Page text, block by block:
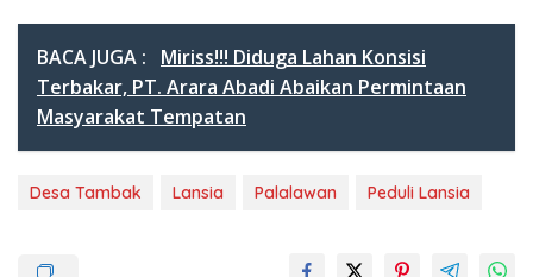
ac
e
b
o
k
w
itt
er
n
e
h
ar
e
BACA JUGA :
Miriss!!! Diduga Lahan Konsisi
Terbakar, PT. Arara Abadi Abaikan Permintaan
Masyarakat Tempatan
Desa Tambak Lansia Palalawan Peduli Lansia